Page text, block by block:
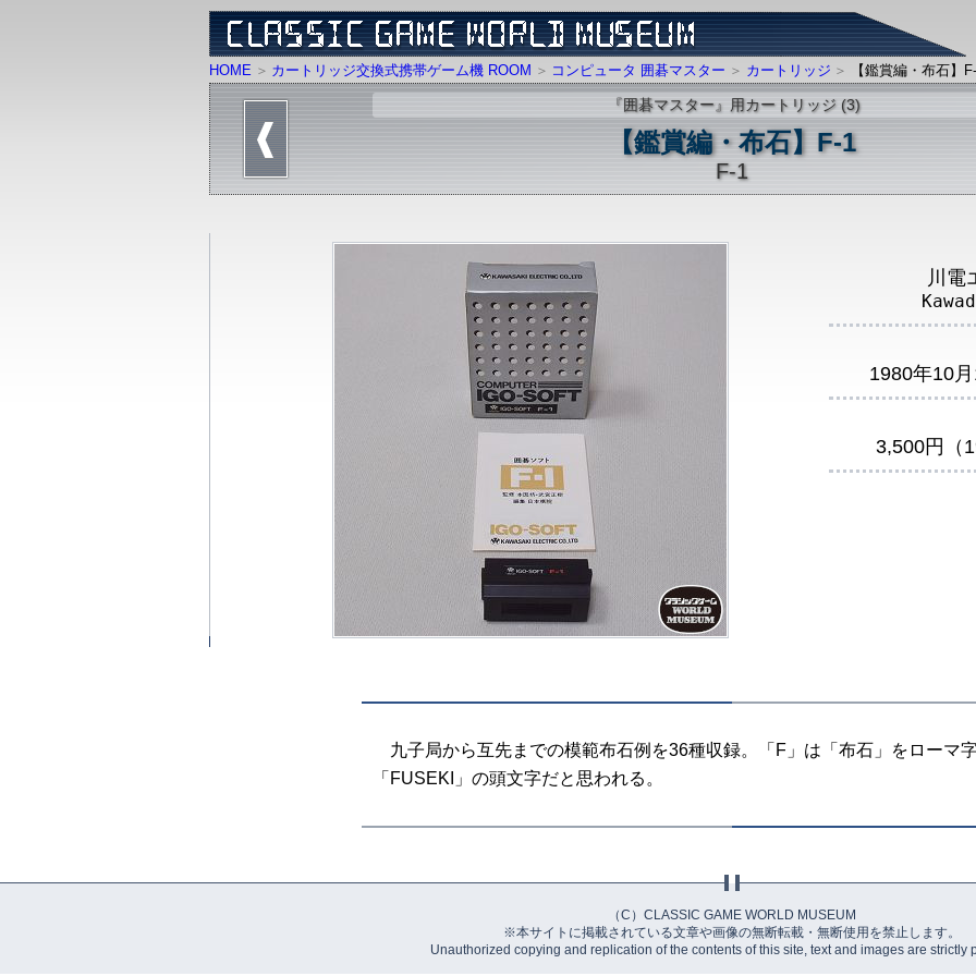
HOME カートリッジ交換式携帯ゲーム機 ROOM コンピュータ 囲碁マスター カートリッジ 【鑑賞編・布石】
『囲碁マスター』用カートリッジ (3)
【鑑賞編・布石】F-1
F-1
川電
1980年10
3,500円（
九子局から互先までの模範布石例を36種収録。「F」は「布石」をローマ
「FUSEKI」の頭文字だと思われる。
（C）CLASSIC GAME WORLD MUSEUM
※本サイトに掲載されている文章や画像の無断転載・無断使用を禁止します。
Unauthorized copying and replication of the contents of this site, text and images are strictly